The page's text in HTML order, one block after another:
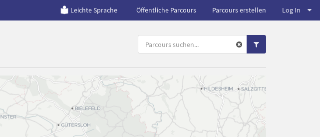
Leichte Sprache Öffentliche Parcours Parcours erstellen Log In